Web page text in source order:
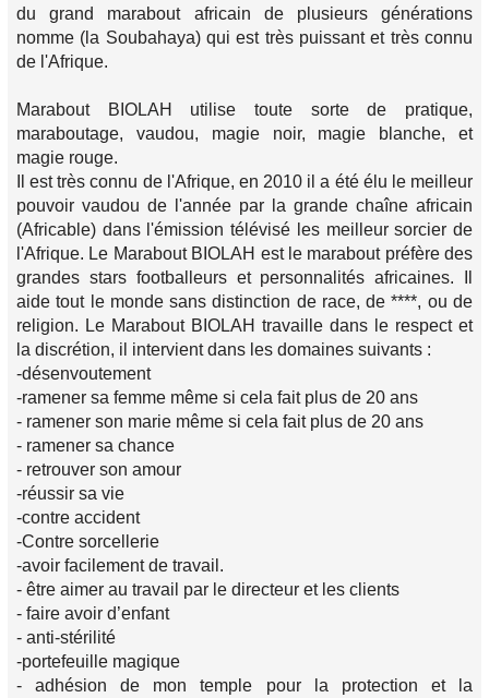
du grand marabout africain de plusieurs générations
nomme (la Soubahaya) qui est très puissant et très connu
de l'Afrique.
Marabout BIOLAH utilise toute sorte de pratique,
maraboutage, vaudou, magie noir, magie blanche, et
magie rouge.
Il est très connu de l'Afrique, en 2010 il a été élu le meilleur
pouvoir vaudou de l'année par la grande chaîne africain
(Africable) dans l'émission télévisé les meilleur sorcier de
l'Afrique. Le Marabout BIOLAH est le marabout préfère des
grandes stars footballeurs et personnalités africaines. Il
aide tout le monde sans distinction de race, de ****, ou de
religion. Le Marabout BIOLAH travaille dans le respect et
la discrétion, il intervient dans les domaines suivants :
-désenvoutement
-ramener sa femme même si cela fait plus de 20 ans
- ramener son marie même si cela fait plus de 20 ans
- ramener sa chance
- retrouver son amour
-réussir sa vie
-contre accident
-Contre sorcellerie
-avoir facilement de travail.
- être aimer au travail par le directeur et les clients
- faire avoir d’enfant
- anti-stérilité
-portefeuille magique
- adhésion de mon temple pour la protection et la